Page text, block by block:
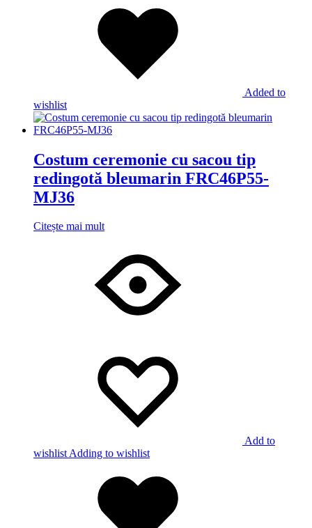
Added to
wishlist
Costum ceremonie cu sacou tip
redingotă bleumarin FRC46P55-
MJ36
Citește mai mult
Add to
wishlistAdding to wishlist